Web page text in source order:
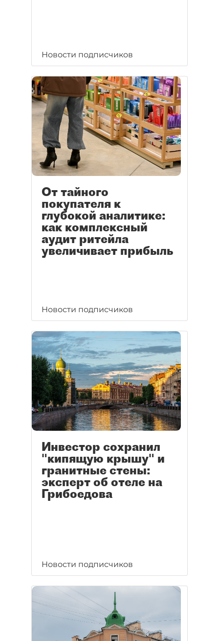
Новости подписчиков
От тайного
покупателя к
глубокой аналитике:
как комплексный
аудит ритейла
увеличивает прибыль
Новости подписчиков
Инвестор сохранил
"кипящую крышу" и
гранитные стены:
эксперт об отеле на
Грибоедова
Новости подписчиков